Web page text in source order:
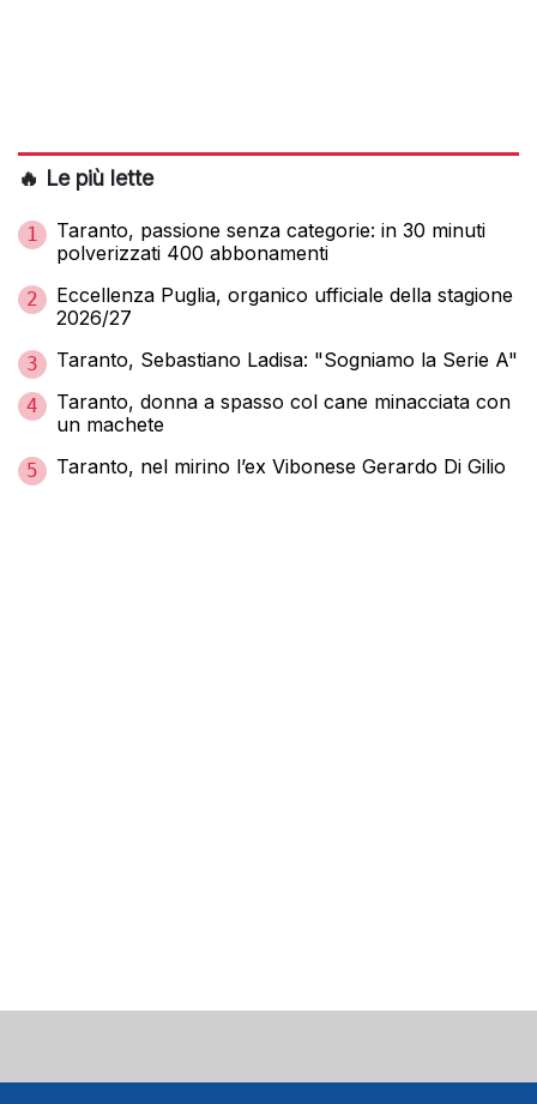
🔥 Le più lette
1
Taranto, passione senza categorie: in 30 minuti
polverizzati 400 abbonamenti
2
Eccellenza Puglia, organico ufficiale della stagione
2026/27
3 Taranto, Sebastiano Ladisa: "Sogniamo la Serie A"
4
Taranto, donna a spasso col cane minacciata con
un machete
5 Taranto, nel mirino l’ex Vibonese Gerardo Di Gilio